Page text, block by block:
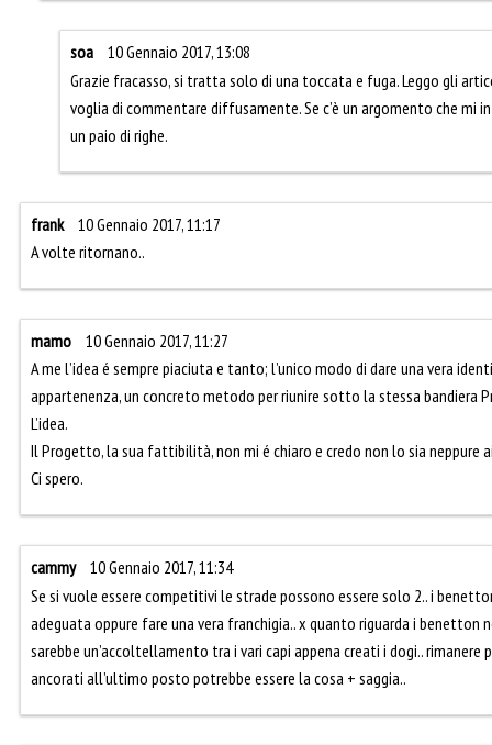
soa
10 Gennaio 2017, 13:08
Grazie fracasso, si tratta solo di una toccata e fuga. Leggo gli
voglia di commentare diffusamente. Se c’è un argomento che mi
un paio di righe.
frank
10 Gennaio 2017, 11:17
A volte ritornano..
mamo
10 Gennaio 2017, 11:27
A me l’idea é sempre piaciuta e tanto; l’unico modo di dare una vera
appartenenza, un concreto metodo per riunire sotto la stessa bandiera
L’idea.
Il Progetto, la sua fattibilità, non mi é chiaro e credo non lo sia neppure
Ci spero.
cammy
10 Gennaio 2017, 11:34
Se si vuole essere competitivi le strade possono essere solo 2.. i
adeguata oppure fare una vera franchigia.. x quanto riguarda i benetton
sarebbe un’accoltellamento tra i vari capi appena creati i dogi..
ancorati all’ultimo posto potrebbe essere la cosa + saggia..